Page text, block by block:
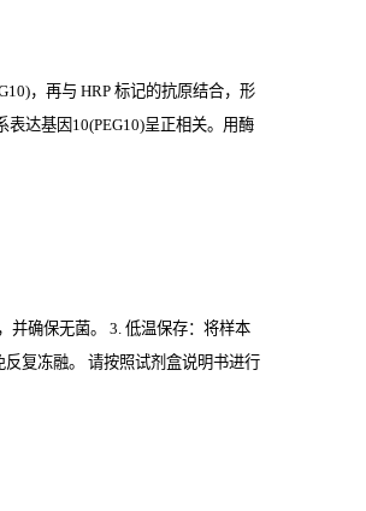
，再与 HRP 标记的抗原结合，形
达基因10(PEG10)呈正相关。用酶
并确保无菌。 3. 低温保存：将样本
复冻融。 请按照试剂盒说明书进行